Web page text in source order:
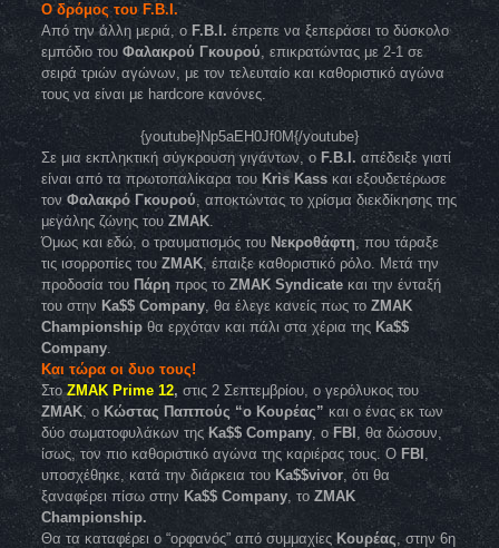
Ο δρόμος του F.B.I.
Από την άλλη μεριά, ο F.B.I. έπρεπε να ξεπεράσει το δύσκολο
εμπόδιο του Φαλακρού Γκουρού, επικρατώντας με 2-1 σε
σειρά τριών αγώνων, με τον τελευταίο και καθοριστικό αγώνα
τους να είναι με hardcore κανόνες.
{youtube}Np5aEH0Jf0M{/youtube}
Σε μια εκπληκτική σύγκρουση γιγάντων, ο F.B.I. απέδειξε γιατί
είναι από τα πρωτοπαλίκαρα του Kris Kassκαι εξουδετέρωσε
τον Φαλακρό Γκουρού, αποκτώντας το χρίσμα διεκδίκησης της
μεγάλης ζώνης του ΖΜΑΚ.
Όμως και εδώ, ο τραυματισμός του Νεκροθάφτη, που τάραξε
τις ισορροπίες τουΖΜΑΚ, έπαιξε καθοριστικό ρόλο. Μετά την
προδοσία του Πάρηπρος το ZMAK Syndicateκαι την ένταξή
του στην Ka$$ Company, θα έλεγε κανείς πως το ZMAK
Championshipθα ερχόταν και πάλι στα χέρια της Ka$$
Company.
Και τώρα οι δυο τους!
ΣτοZMAK Prime 12, στις 2 Σεπτεμβρίου, ο γερόλυκος του
ΖΜΑΚ, ο Κώστας Παππούς “ο Κουρέας” και ο ένας εκ των
δύο σωματοφυλάκων της Ka$$ Company, ο FBI , θα δώσουν,
ίσως, τον πιο καθοριστικό αγώνα της καριέρας τους. Ο FBI ,
υποσχέθηκε, κατά την διάρκεια του Ka$$vivor, ότι θα
ξαναφέρει πίσω στην Ka$$ Company, το ZMAK
Championship.
Θα τα καταφέρει ο “ορφανός” από συμμαχίεςΚουρέας, στην 6η